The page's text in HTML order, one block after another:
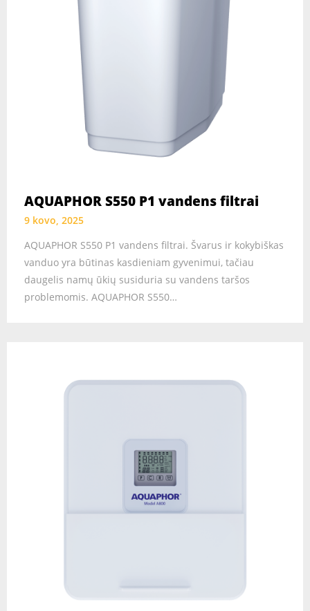
AQUAPHOR S550 P1 vandens filtrai
9 kovo, 2025
AQUAPHOR S550 P1 vandens filtrai. Švarus ir kokybiškas
vanduo yra būtinas kasdieniam gyvenimui, tačiau
daugelis namų ūkių susiduria su vandens taršos
problemomis. AQUAPHOR S550…